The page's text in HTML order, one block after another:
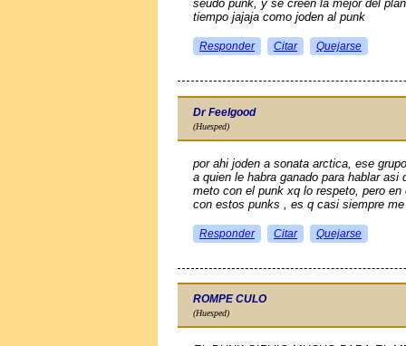
seudo punk, y se creen la mejor del
tiempo jajaja como joden al punk
Responder Citar Quejarse
Dr Feelgood
(Huesped)
por ahi joden a sonata arctica, ese
a quien le habra ganado para hablar
meto con el punk xq lo respeto, pero
con estos punks , es q casi siempre
Responder Citar Quejarse
ROMPE CULO
(Huesped)